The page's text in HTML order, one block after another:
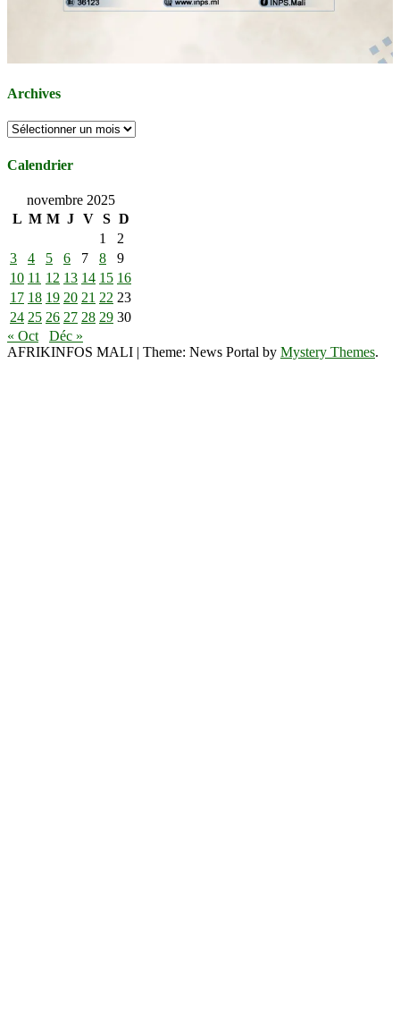
Archives
Archives
Calendrier
novembre 2025
L M M J V S D
1
2
3
4 5 6 7 8
9
10 11 12 13 14 15 16
17 18 19 20 21 22 23
24 25 26 27 28 29 30
« Oct
Déc »
AFRIKINFOS MALI | Theme: News Portal by Mystery Themes.